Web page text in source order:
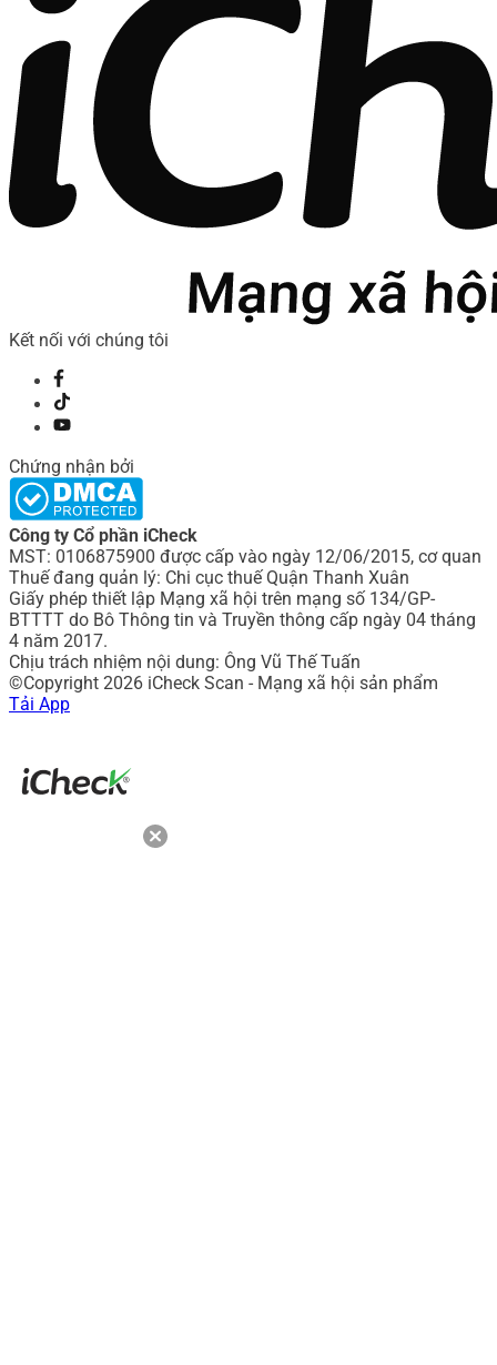
Kết nối với chúng tôi
Chứng nhận bởi
Công ty Cổ phần iCheck
MST: 0106875900 được cấp vào ngày 12/06/2015, cơ quan
Thuế đang quản lý: Chi cục thuế Quận Thanh Xuân
Giấy phép thiết lập Mạng xã hội trên mạng số 134/GP-
BTTTT do Bô Thông tin và Truyền thông cấp ngày 04 tháng
4 năm 2017.
Chịu trách nhiệm nội dung: Ông Vũ Thế Tuấn
©Copyright 2026 iCheck Scan - Mạng xã hội sản phẩm
Tải App